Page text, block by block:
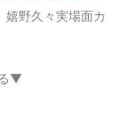
嬉野久々実場面カ
▼